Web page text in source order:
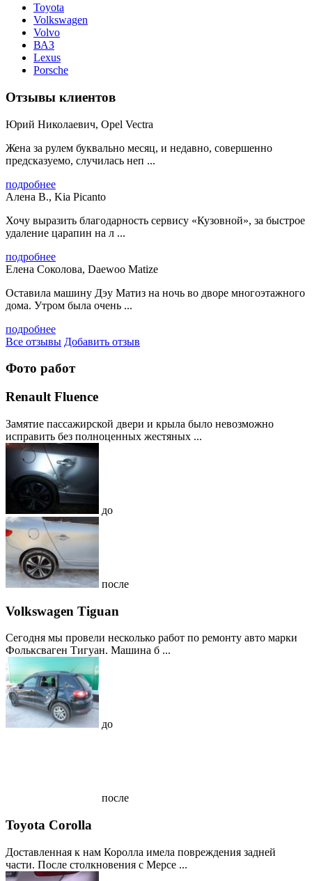
Toyota
Volkswagen
Volvo
ВАЗ
Lexus
Porsche
Отзывы клиентов
Юрий Николаевич, Opel Vectra
Жена за рулем буквально месяц, и недавно, совершенно
предсказуемо, случилась неп ...
подробнее
Алена В., Kia Picanto
Хочу выразить благодарность сервису «Кузовной», за быстрое
удаление царапин на л ...
подробнее
Елена Соколова, Daewoo Matize
Оставила машину Дэу Матиз на ночь во дворе многоэтажного
дома. Утром была очень ...
подробнее
Все отзывы Добавить отзыв
Фото работ
Renault Fluence
Замятие пассажирской двери и крыла было невозможно
исправить без полноценных жестяных ...
до
после
Volkswagen Tiguan
Сегодня мы провели несколько работ по ремонту авто марки
Фольксваген Тигуан. Машина б ...
до
после
Toyota Corolla
Доставленная к нам Королла имела повреждения задней
части. После столкновения с Мерсе ...